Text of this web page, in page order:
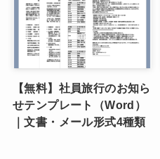
【無料】社員旅行のお知ら
せテンプレート（Word）
｜文書・メール形式4種類